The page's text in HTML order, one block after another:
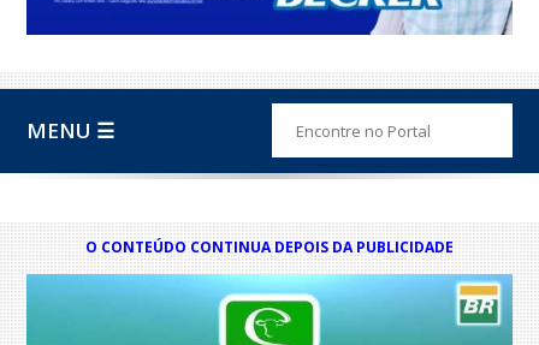
MENU ☰
O CONTEÚDO CONTINUA DEPOIS DA PUBLICIDADE